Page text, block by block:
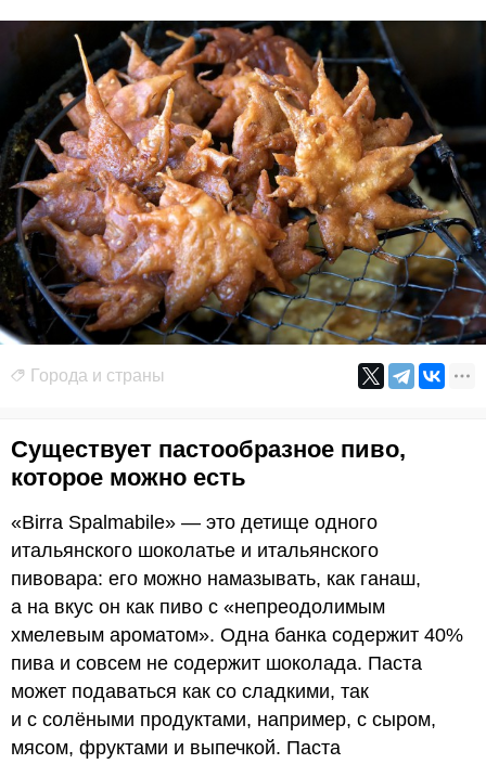
Города и страны
Существует пастообразное пиво,
которое можно есть
«Birra Spalmabile» — это детище одного
итальянского шоколатье и итальянского
пивовара: его можно намазывать, как ганаш,
а на вкус он как пиво с «непреодолимым
хмелевым ароматом». Одна банка содержит 40%
пива и совсем не содержит шоколада. Паста
может подаваться как со сладкими, так
и с солёными продуктами, например, с сыром,
мясом, фруктами и выпечкой. Паста